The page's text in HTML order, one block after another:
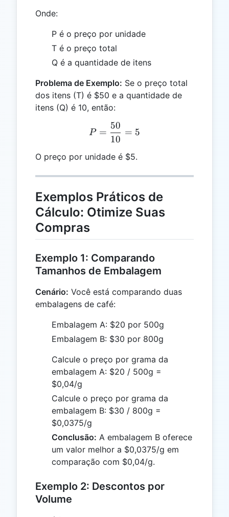
Onde:
P é o preço por unidade
T é o preço total
Q é a quantidade de itens
Problema de Exemplo: Se o preço total
dos itens (T) é $50 e a quantidade de
itens (Q) é 10, então:
P = \frac{50}{10} = 5
P =
10
50
= 5
O preço por unidade é $5.
Exemplos Práticos de
Cálculo: Otimize Suas
Compras
Exemplo 1: Comparando
Tamanhos de Embalagem
Cenário: Você está comparando duas
embalagens de café:
Embalagem A: $20 por 500g
Embalagem B: $30 por 800g
Calcule o preço por grama da
embalagem A: $20 / 500g =
$0,04/g
Calcule o preço por grama da
embalagem B: $30 / 800g =
$0,0375/g
Conclusão: A embalagem B oferece
um valor melhor a $0,0375/g em
comparação com $0,04/g.
Exemplo 2: Descontos por
Volume